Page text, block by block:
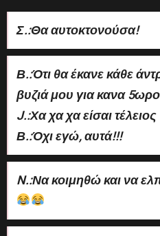
Σ.:Θα αυτοκτονούσα!
Β.:Ότι θα έκανε κάθε
βυζιά μου για κανα
J.:Χα χα χα είσαι τέλειος
Β.:Όχι εγώ, αυτά!!!
N.:Να κοιμηθώ και να